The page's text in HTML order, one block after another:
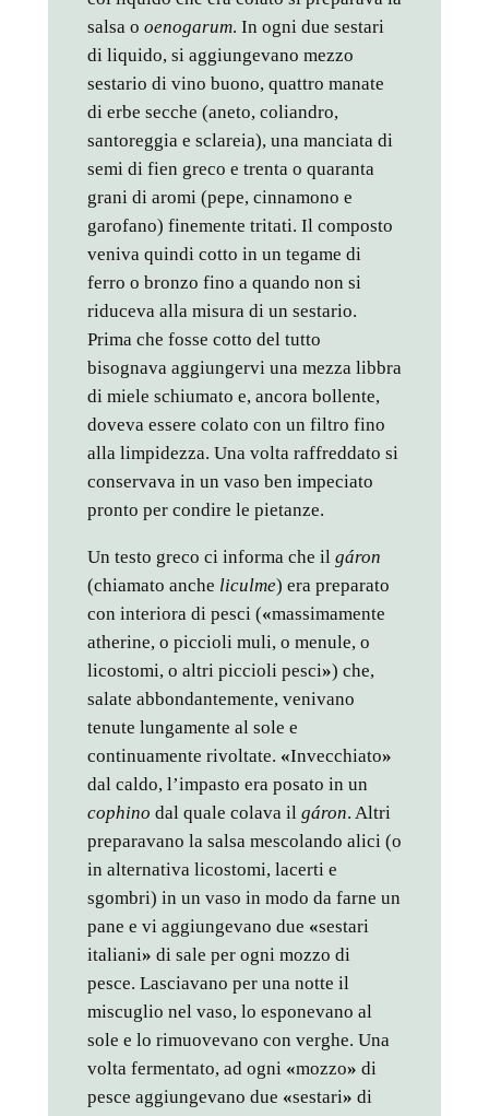
salsa o oenogarum. In ogni due sestari
di liquido, si aggiungevano mezzo
sestario di vino buono, quattro manate
di erbe secche (aneto, coliandro,
santoreggia e sclareia), una manciata di
semi di fien greco e trenta o quaranta
grani di aromi (pepe, cinnamono e
garofano) finemente tritati. Il composto
veniva quindi cotto in un tegame di
ferro o bronzo fino a quando non si
riduceva alla misura di un sestario.
Prima che fosse cotto del tutto
bisognava aggiungervi una mezza libbra
di miele schiumato e, ancora bollente,
doveva essere colato con un filtro fino
alla limpidezza. Una volta raffreddato si
conservava in un vaso ben impeciato
pronto per condire le pietanze.
Un testo greco ci informa che il gáron
(chiamato anche liculme) era preparato
con interiora di pesci («massimamente
atherine, o piccioli muli, o menule, o
licostomi, o altri piccioli pesci») che,
salate abbondantemente, venivano
tenute lungamente al sole e
continuamente rivoltate. «Invecchiato»
dal caldo, l’impasto era posato in un
cophino dal quale colava il gáron. Altri
preparavano la salsa mescolando alici (o
in alternativa licostomi, lacerti e
sgombri) in un vaso in modo da farne un
pane e vi aggiungevano due «sestari
italiani» di sale per ogni mozzo di
pesce. Lasciavano per una notte il
miscuglio nel vaso, lo esponevano al
sole e lo rimuovevano con verghe. Una
volta fermentato, ad ogni «mozzo» di
pesce aggiungevano due «sestari» di